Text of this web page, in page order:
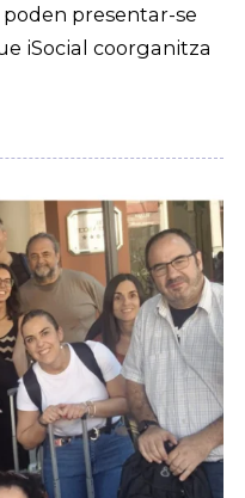
poden presentar-se
iSocial coorganitza